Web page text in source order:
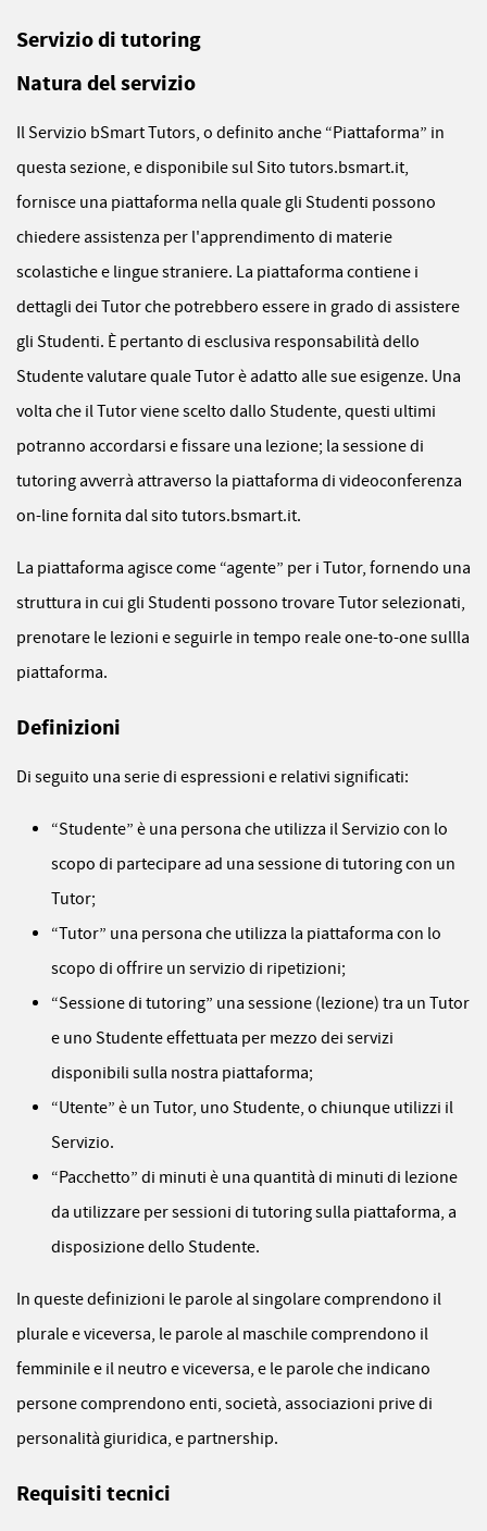
Servizio di tutoring
Natura del servizio
Il Servizio bSmart Tutors, o definito anche “Piattaforma” in
questa sezione, e disponibile sul Sito tutors.bsmart.it,
fornisce una piattaforma nella quale gli Studenti possono
chiedere assistenza per l'apprendimento di materie
scolastiche e lingue straniere. La piattaforma contiene i
dettagli dei Tutor che potrebbero essere in grado di assistere
gli Studenti. È pertanto di esclusiva responsabilità dello
Studente valutare quale Tutor è adatto alle sue esigenze. Una
volta che il Tutor viene scelto dallo Studente, questi ultimi
potranno accordarsi e fissare una lezione; la sessione di
tutoring avverrà attraverso la piattaforma di videoconferenza
on-line fornita dal sito tutors.bsmart.it.
La piattaforma agisce come “agente” per i Tutor, fornendo una
struttura in cui gli Studenti possono trovare Tutor selezionati,
prenotare le lezioni e seguirle in tempo reale one-to-one sullla
piattaforma.
Definizioni
Di seguito una serie di espressioni e relativi significati:
“Studente” è una persona che utilizza il Servizio con lo
scopo di partecipare ad una sessione di tutoring con un
Tutor;
“Tutor” una persona che utilizza la piattaforma con lo
scopo di offrire un servizio di ripetizioni;
“Sessione di tutoring” una sessione (lezione) tra un Tutor
e uno Studente effettuata per mezzo dei servizi
disponibili sulla nostra piattaforma;
“Utente” è un Tutor, uno Studente, o chiunque utilizzi il
Servizio.
“Pacchetto” di minuti è una quantità di minuti di lezione
da utilizzare per sessioni di tutoring sulla piattaforma, a
disposizione dello Studente.
In queste definizioni le parole al singolare comprendono il
plurale e viceversa, le parole al maschile comprendono il
femminile e il neutro e viceversa, e le parole che indicano
persone comprendono enti, società, associazioni prive di
personalità giuridica, e partnership.
Requisiti tecnici